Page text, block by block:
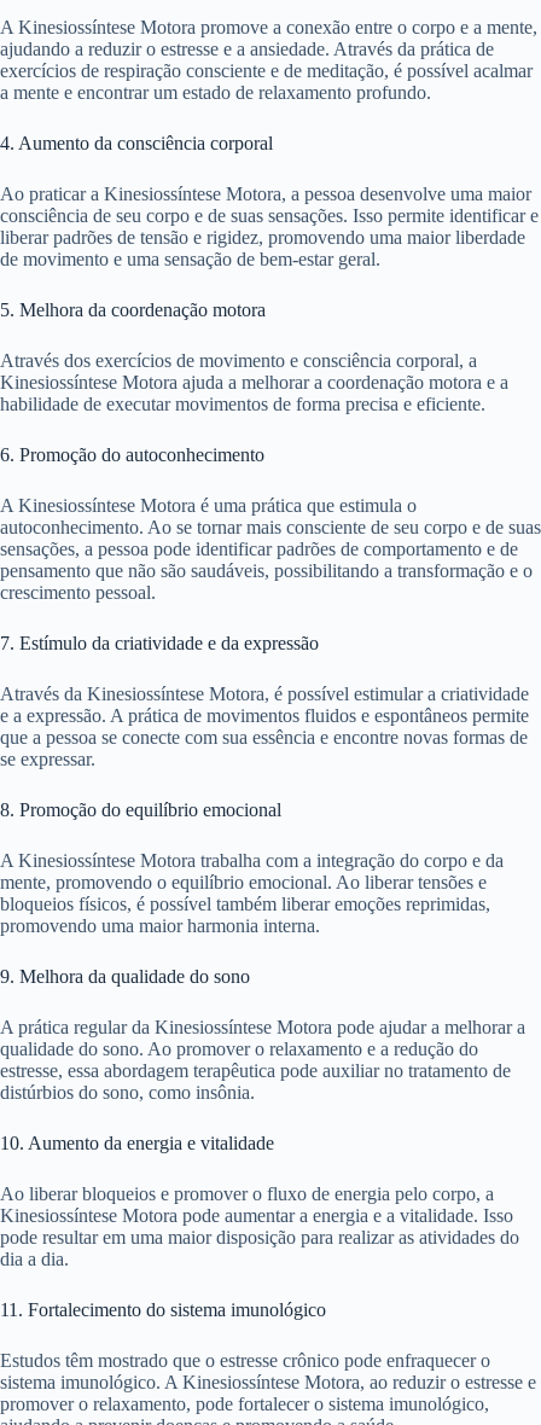
A Kinesiossíntese Motora promove a conexão entre o corpo e a mente,
ajudando a reduzir o estresse e a ansiedade. Através da prática de
exercícios de respiração consciente e de meditação, é possível acalmar
a mente e encontrar um estado de relaxamento profundo.
4. Aumento da consciência corporal
Ao praticar a Kinesiossíntese Motora, a pessoa desenvolve uma maior
consciência de seu corpo e de suas sensações. Isso permite identificar e
liberar padrões de tensão e rigidez, promovendo uma maior liberdade
de movimento e uma sensação de bem-estar geral.
5. Melhora da coordenação motora
Através dos exercícios de movimento e consciência corporal, a
Kinesiossíntese Motora ajuda a melhorar a coordenação motora e a
habilidade de executar movimentos de forma precisa e eficiente.
6. Promoção do autoconhecimento
A Kinesiossíntese Motora é uma prática que estimula o
autoconhecimento. Ao se tornar mais consciente de seu corpo e de suas
sensações, a pessoa pode identificar padrões de comportamento e de
pensamento que não são saudáveis, possibilitando a transformação e o
crescimento pessoal.
7. Estímulo da criatividade e da expressão
Através da Kinesiossíntese Motora, é possível estimular a criatividade
e a expressão. A prática de movimentos fluidos e espontâneos permite
que a pessoa se conecte com sua essência e encontre novas formas de
se expressar.
8. Promoção do equilíbrio emocional
A Kinesiossíntese Motora trabalha com a integração do corpo e da
mente, promovendo o equilíbrio emocional. Ao liberar tensões e
bloqueios físicos, é possível também liberar emoções reprimidas,
promovendo uma maior harmonia interna.
9. Melhora da qualidade do sono
A prática regular da Kinesiossíntese Motora pode ajudar a melhorar a
qualidade do sono. Ao promover o relaxamento e a redução do
estresse, essa abordagem terapêutica pode auxiliar no tratamento de
distúrbios do sono, como insônia.
10. Aumento da energia e vitalidade
Ao liberar bloqueios e promover o fluxo de energia pelo corpo, a
Kinesiossíntese Motora pode aumentar a energia e a vitalidade. Isso
pode resultar em uma maior disposição para realizar as atividades do
dia a dia.
11. Fortalecimento do sistema imunológico
Estudos têm mostrado que o estresse crônico pode enfraquecer o
sistema imunológico. A Kinesiossíntese Motora, ao reduzir o estresse e
promover o relaxamento, pode fortalecer o sistema imunológico,